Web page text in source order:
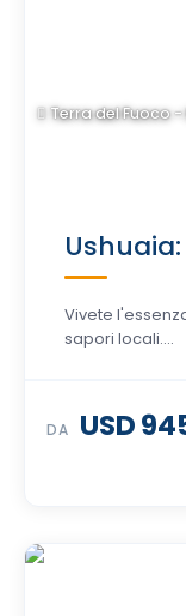
Terra del Fuoco
Vivete
sapori locali....
DA USD